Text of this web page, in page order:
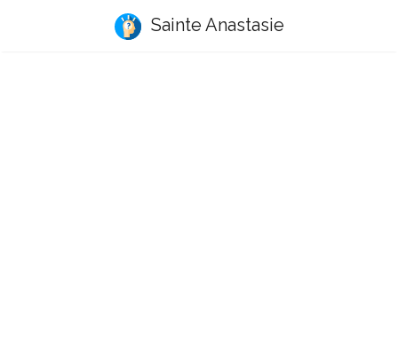
Sainte Anastasie